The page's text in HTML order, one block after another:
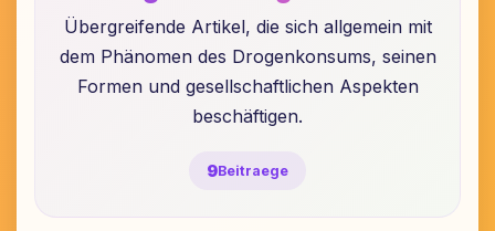
Übergreifende Artikel, die sich allgemein mit
dem Phänomen des Drogenkonsums, seinen
Formen und gesellschaftlichen Aspekten
beschäftigen.
9Beitraege